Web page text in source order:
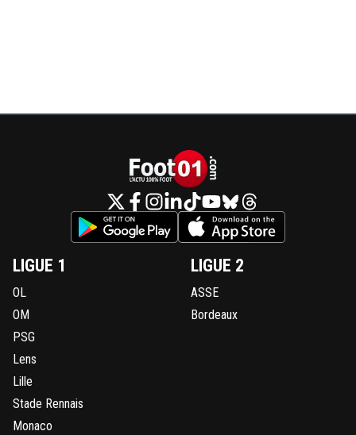
LIGUE 1
OL
OM
PSG
Lens
Lille
Stade Rennais
Monaco
LIGUE 2
ASSE
Bordeaux